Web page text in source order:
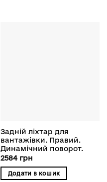
Задній ліхтар для
вантажівки. Правий.
Динамічний поворот.
2584 грн
Додати в кошик